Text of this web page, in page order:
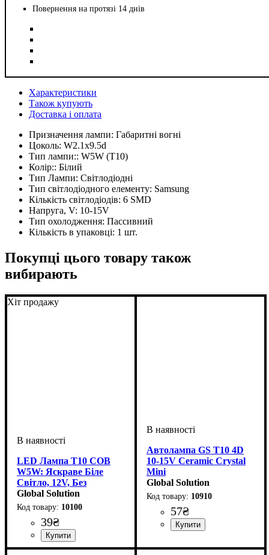
Повернення на протязі 14 днів
Характеристики
Також купують
Доставка і оплата
Призначення лампи: Габаритні вогні
Цоколь: W2.1x9.5d
Тип лампи:: W5W (T10)
Колір:: Білий
Тип Лампи: Світлодіодні
Тип світлодіодного елементу: Samsung
Кількість світлодіодів: 6 SMD
Напруга, V: 10-15V
Тип охолодження: Пассивний
Кількість в упаковці: 1 шт.
Покупці цього товару також
вибирають
Хіт продажу
LED Лампа T10 COB
W5W: Яскраве Біле
Світло, 12V, Без
Полярності
Global Solution
10100
39₴
Призначення лампи:
Колір:: Білий
Тип світлодіодного елементу:
Кількість світлодіодів: 1
Напруга, V: 12V
Кількість в упаковці: 1 шт.
Автолампа GS T10 4D
10-15V Ceramic Crystal
Mini
Global Solution
10910
57₴
Габаритні вогні